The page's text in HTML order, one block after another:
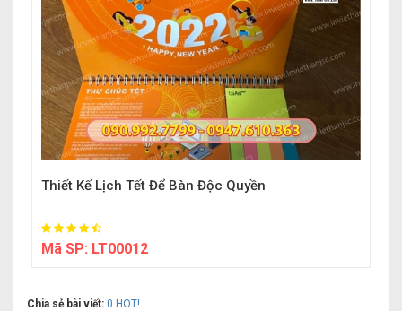
Thiết Kế Lịch Tết Để Bàn Độc Quyền
Mã SP: LT00012
Chia sẻ bài viết: 0 HOT!